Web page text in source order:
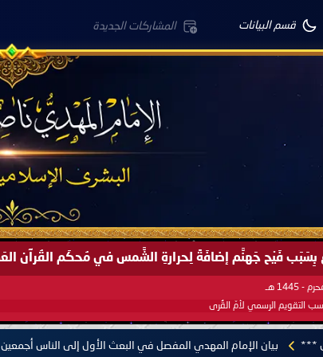
قسم البيانات المشاركات الجديدة
كَما وعَدناكُم بالحقِّ لعَامِكم هذا (1445 هـ) ..
*** بيان الإمام المهدي المفصل في البعث الأول إلى الناس أجمعين